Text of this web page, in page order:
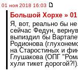
01 ноя 2018 16:03
Большой Хорхе » 01
Я, вот, реально бы
сейчас Федун,
выпиздил бы
Родионова
на Старостиных и
Глушакова (ОПГ
хули тикет дорогой?!).